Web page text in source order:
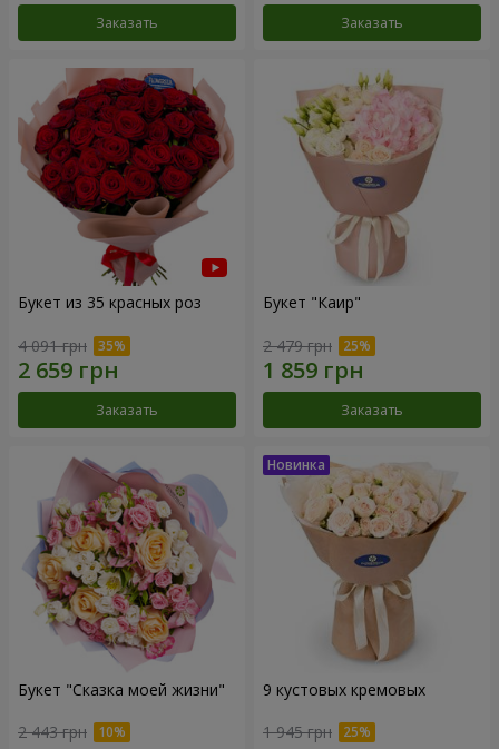
Заказать Заказать
Букет из 35 красных роз
4 091 грн
Заказать
Букет "Каир"
2 479 грн
Заказать
Букет "Сказка моей жизни"
2 443 грн
9 кустовых кремовых
1 945 грн